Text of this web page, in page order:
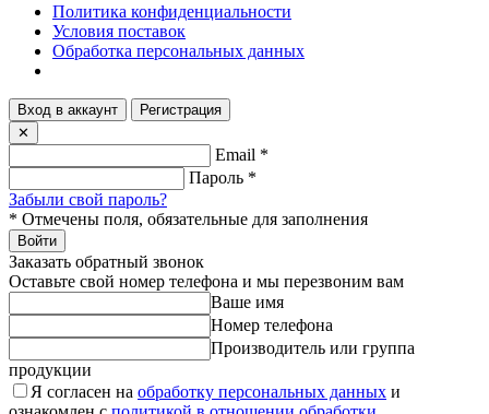
Политика конфиденциальности
Условия поставок
Обработка персональных данных
Вход в аккаунт
Регистрация
✕
Email *
Пароль *
Забыли свой пароль?
* Отмечены поля, обязательные для заполнения
Войти
Заказать обратный звонок
Оставьте свой номер телефона и мы перезвоним вам
Ваше имя
Номер телефона
Производитель или группа
продукции
Я согласен на обработку персональных данных и